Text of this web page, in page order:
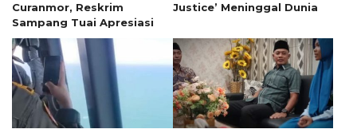
Curanmor, Reskrim
Sampang Tuai Apresiasi
Justice’ Meninggal Dunia